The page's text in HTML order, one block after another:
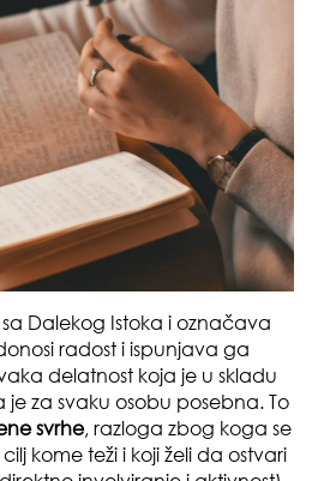
Dalekog Istoka i označava
radost i ispunjava ga
delatnost koja je u skladu
je za svaku osobu posebna. To
svrhe, razloga zbog koga se
kome teži i koji želi da ostvari